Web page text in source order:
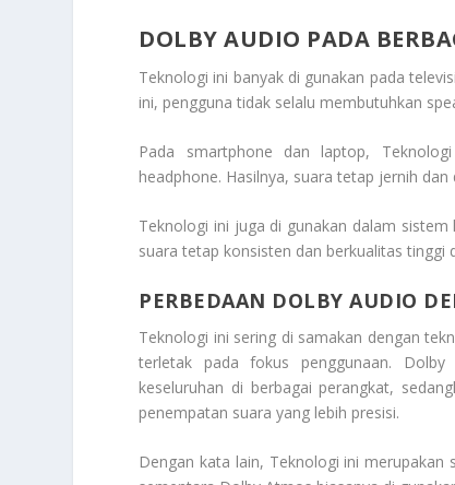
DOLBY AUDIO PADA
Teknologi ini banyak di gunakan pada
ini, pengguna tidak selalu membutuhkan
Pada smartphone dan laptop,
headphone. Hasilnya, suara tetap jernih
Teknologi ini juga di gunakan dalam
suara tetap konsisten dan berkualitas tinggi
PERBEDAAN DOLBY AUDIO
Teknologi ini sering di samakan dengan
terletak pada fokus penggunaan.
keseluruhan di berbagai perangkat,
penempatan suara yang lebih presisi.
Dengan kata lain, Teknologi ini